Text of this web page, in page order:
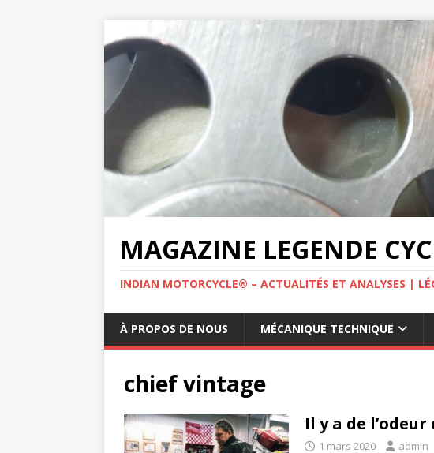
MAGAZINE LEGENDE
INDIAN MOTORCYCLE® – ACTUALITÉS ET ANALYSES |
À PROPOS DE NOUS MÉCANIQUE TECHNIQUE
chief vintage
Il y a de l’odeur
1 mars 2020 admin